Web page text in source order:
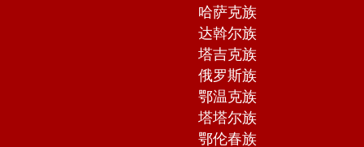
哈萨克族
达斡尔族
塔吉克族
俄罗斯族
鄂温克族
塔塔尔族
鄂伦春族